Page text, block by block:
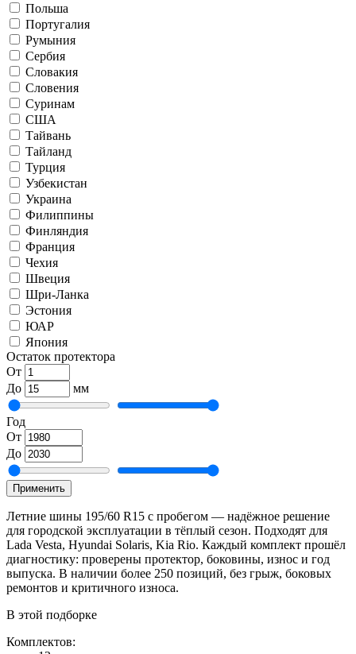
Польша
Португалия
Румыния
Сербия
Словакия
Словения
Суринам
США
Тайвань
Тайланд
Турция
Узбекистан
Украина
Филиппины
Финляндия
Франция
Чехия
Швеция
Шри-Ланка
Эстония
ЮАР
Япония
Остаток протектора
От
До
мм
Год
От
До
Применить
Летние шины 195/60 R15 с пробегом — надёжное решение
для городской эксплуатации в тёплый сезон. Подходят для
Lada Vesta, Hyundai Solaris, Kia Rio. Каждый комплект прошёл
диагностику: проверены протектор, боковины, износ и год
выпуска. В наличии более 250 позиций, без грыж, боковых
ремонтов и критичного износа.
В этой подборке
Комплектов: